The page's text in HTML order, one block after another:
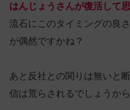
はんじょうさんが復活して
流石にこのタイミングの良
が偶然ですかね？
あと反社との関りは無いと
信は荒らされるでしょうか